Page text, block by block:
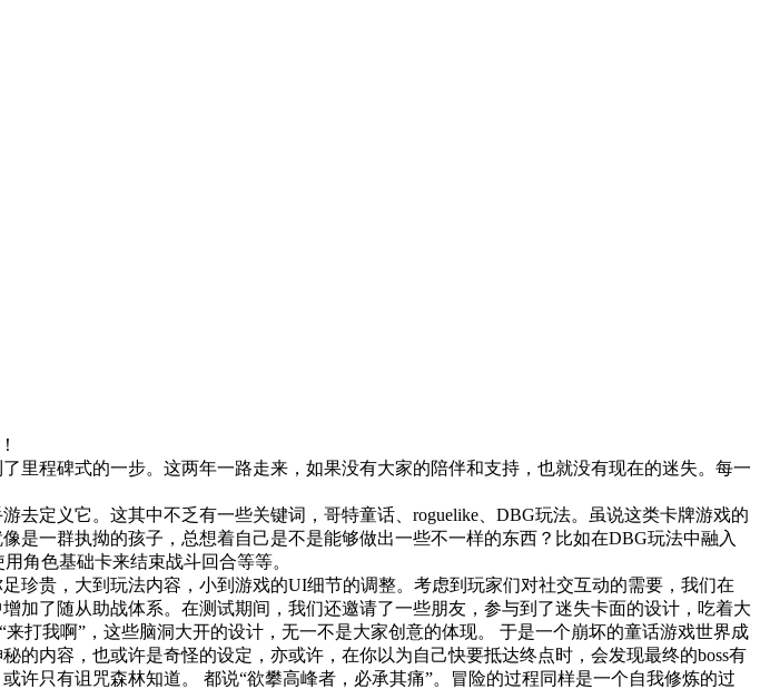
里程碑式的一步。这两年一路走来，如果没有大家的陪伴和支持，也就没有现在的迷失。每一
去定义它。这其中不乏有一些关键词，哥特童话、roguelike、DBG玩法。虽说这类卡牌游戏的
一群执拗的孩子，总想着自己是不是能够做出一些不一样的东西？比如在DBG玩法中融入
角色基础卡来结束战斗回合等等。
珍贵，大到玩法内容，小到游戏的UI细节的调整。考虑到玩家们对社交互动的需要，我们在
了随从助战体系。在测试期间，我们还邀请了一些朋友，参与到了迷失卡面的设计，吃着大
打我啊”，这些脑洞大开的设计，无一不是大家创意的体现。 于是一个崩坏的童话游戏世界成
内容，也或许是奇怪的设定，亦或许，在你以为自己快要抵达终点时，会发现最终的boss有
只有诅咒森林知道。 都说“欲攀高峰者，必承其痛”。冒险的过程同样是一个自我修炼的过